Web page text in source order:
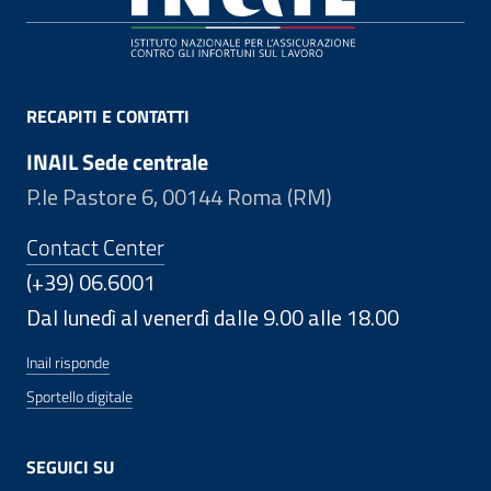
RECAPITI E CONTATTI
INAIL Sede centrale
P.le Pastore 6, 00144 Roma (RM)
Contact Center
(+39) 06.6001
Dal lunedì al venerdì dalle 9.00 alle 18.00
Inail risponde
Sportello digitale
SEGUICI SU